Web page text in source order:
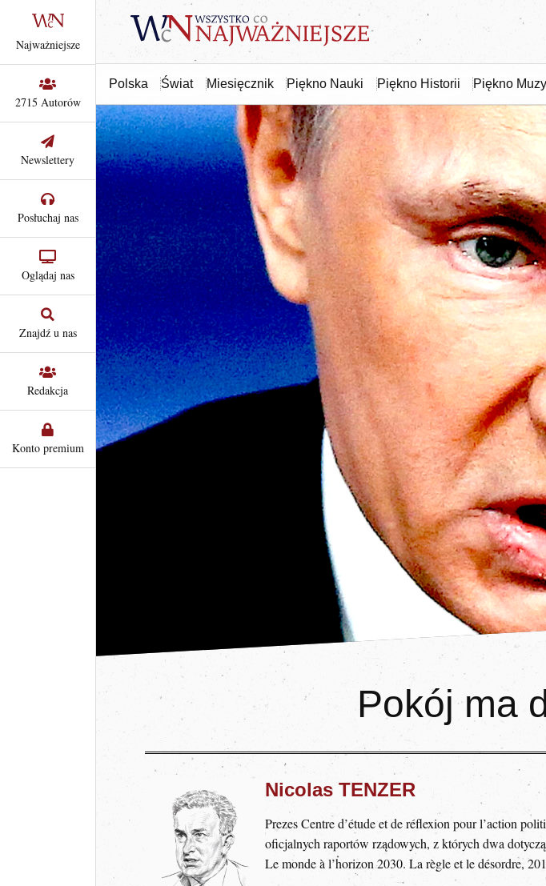
Polska Świat Miesięcznik Piękno Nauki Piękno Historii Piękno
Najważniejsze
2715 Autorów
Newslettery
Posłuchaj nas
Oglądaj nas
Znajdź u nas
Redakcja
Konto premium
Pokój ma
Nicolas TENZER
Prezes Centre d’étude et de réflexion pour l’action
oficjalnych raportów rządowych, z których dwa
Le monde à l’horizon 2030. La règle et le désordre,